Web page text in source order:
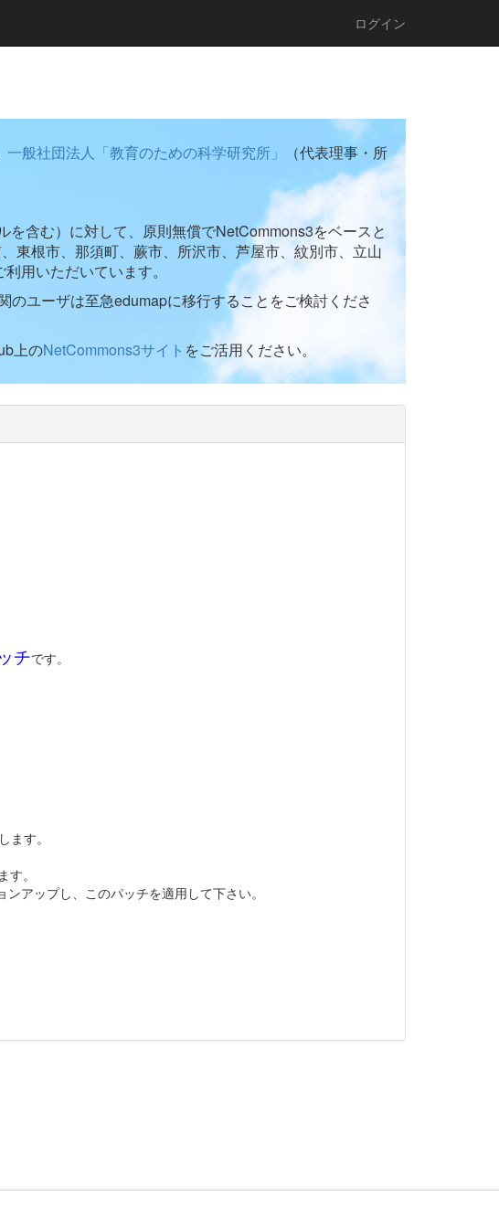
ログイン
一般社団法人「教育のための科学研究所」
（代表理事・所
含む）に対して、原則無償でNetCommons3をベースと
東根市、那須町、蕨市、所沢市、芦屋市、紋別市、立山
用いただいています。
ユーザは至急edumapに移行することをご検討くださ
上のNetCommons3サイト をご活用ください。
チです。
す。
。
アップし、このパッチを適用して下さい。